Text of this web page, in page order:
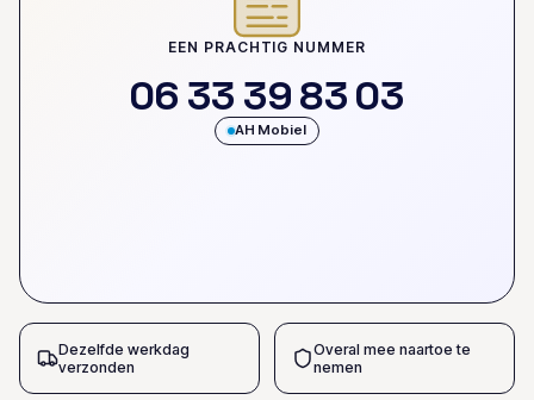
EEN PRACHTIG NUMMER
06 33 398303
AH Mobiel
Dezelfde werkdag
verzonden
Overal mee naartoe te
nemen